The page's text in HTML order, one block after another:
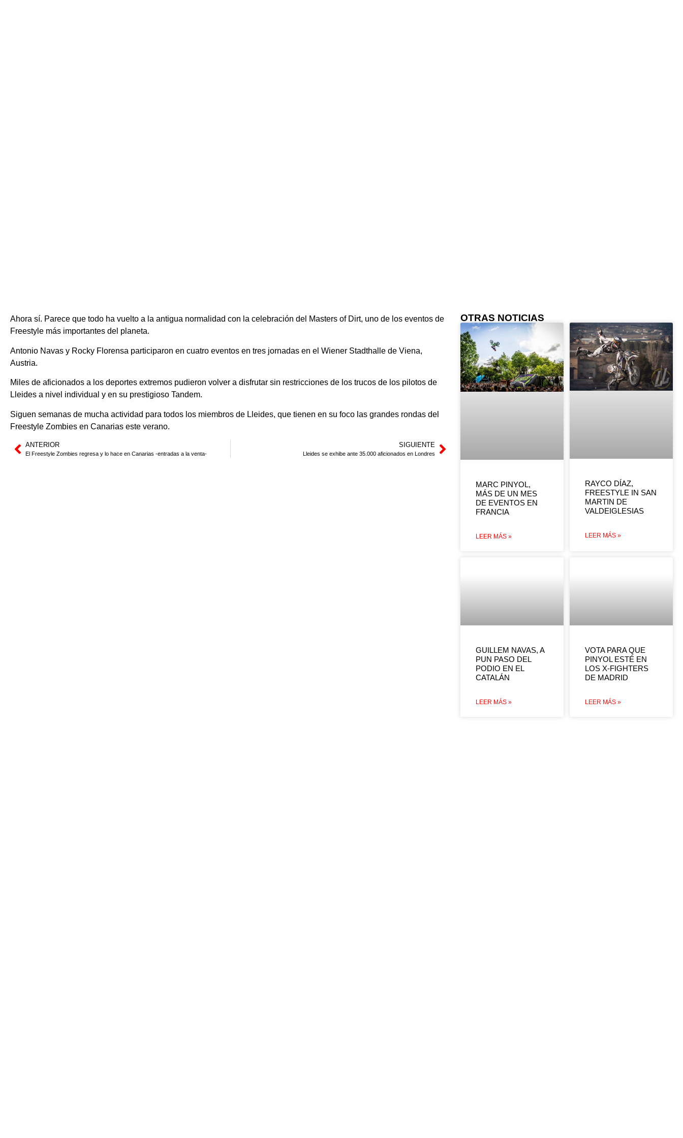
Ahora sí. Parece que todo ha vuelto a la antigua normalidad con la celebración del Masters of Dirt, uno de los eventos de
Freestyle más importantes del planeta.
Antonio Navas y Rocky Florensa participaron en cuatro eventos en tres jornadas en el Wiener Stadthalle de Viena,
Austria.
Miles de aficionados a los deportes extremos pudieron volver a disfrutar sin restricciones de los trucos de los pilotos de
Lleides a nivel individual y en su prestigioso Tandem.
Siguen semanas de mucha actividad para todos los miembros de Lleides, que tienen en su foco las grandes rondas del
Freestyle Zombies en Canarias este verano.
ANTERIOR
El Freestyle Zombies regresa y lo hace en Canarias -entradas a la venta-
SIGUIENTE
Lleides se exhibe ante 35.000 aficionados en Londres
OTRAS NOTICIAS
MARC PINYOL,
MÁS DE UN MES
DE EVENTOS EN
FRANCIA
LEER MÁS »
RAYCO DÍAZ,
FREESTYLE IN SAN
MARTIN DE
VALDEIGLESIAS
LEER MÁS »
GUILLEM NAVAS, A
PUN PASO DEL
PODIO EN EL
CATALÁN
LEER MÁS »
VOTA PARA QUE
PINYOL ESTÉ EN
LOS X-FIGHTERS
DE MADRID
LEER MÁS »